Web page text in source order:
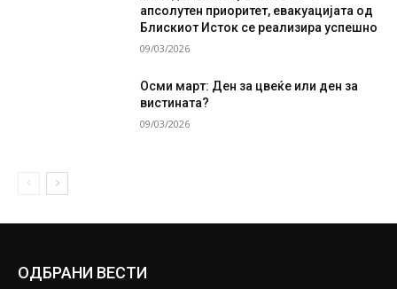
апсолутен приоритет, евакуацијата од
Блискиот Исток се реализира успешно
09/03/2026
Осми март: Ден за цвеќе или ден за
вистината?
09/03/2026
ОДБРАНИ ВЕСТИ